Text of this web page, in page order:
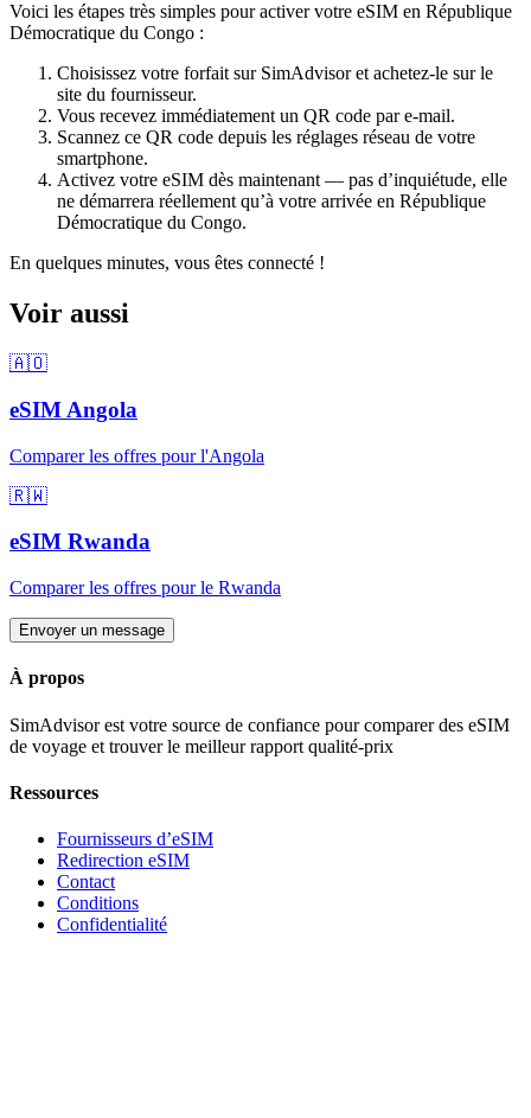
Voici les étapes très simples pour activer votre eSIM en République
Démocratique du Congo :
Choisissez votre forfait sur SimAdvisor et achetez-le sur le
site du fournisseur.
Vous recevez immédiatement un QR code par e-mail.
Scannez ce QR code depuis les réglages réseau de votre
smartphone.
Activez votre eSIM dès maintenant — pas d’inquiétude, elle
ne démarrera réellement qu’à votre arrivée en République
Démocratique du Congo.
En quelques minutes, vous êtes connecté !
Voir aussi
🇦🇴
eSIM Angola
Comparer les offres pourl'Angola
🇷🇼
eSIM Rwanda
Comparer les offres pourle Rwanda
Envoyer un message
À propos
SimAdvisor est votre source de confiance pour comparer des eSIM
de voyage et trouver le meilleur rapport qualité-prix
Ressources
Fournisseurs d’eSIM
Redirection eSIM
Contact
Conditions
Confidentialité